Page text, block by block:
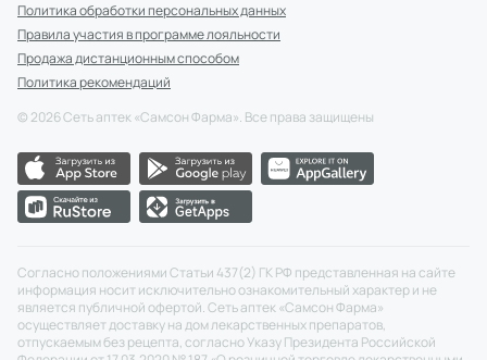
Политика обработки персональных данных
Правила участия в программе лояльности
Продажа дистанционным способом
Политика рекомендаций
© 2026Сеть аптек «Самсон Фарма». Все права защищены
Согласно положениями Статьи 437(2) ГК РФ представленная на сайте
информация носит исключительно ознакомительный характер и не
является публичной офертой. Сеть аптек «Самсон Фарма»
осуществляет доставку на дом лекарственных препаратов,
отпускаемым без рецепта, согласно Указу Президента Российской